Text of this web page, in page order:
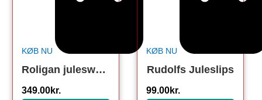
KØB NU
Roligan julesweater
349.00kr.
KØB NU
Rudolfs Juleslips
99.00kr.